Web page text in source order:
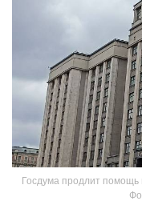
Госдума продлит помощь